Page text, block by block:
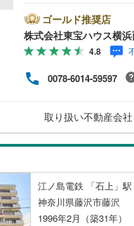
とPayPayボー
ン」の対象にな
い合わせくださ
ayボーナスライ
す。ーーーー
市銀行利率/年
り、実際の適
ーーーー
ゴールド推奨店
株式会社東宝ハウス横浜
4.8
0078-6014-59597
取り扱い不動産会
江ノ島電鉄 「石上」
神奈川県藤沢市藤沢
1996年2月（築31年）
相模鉄道いずみ野線
横浜高速鉄道みなと
多摩モノレール(189